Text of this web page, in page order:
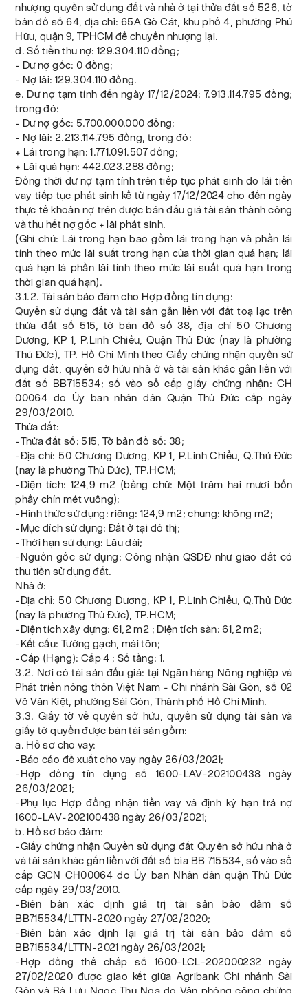
nhượng quyền sử dụng đất và nhà ở tại thửa đất số 526, tờ
bản đồ số 64, địa chỉ: 65A Gò Cát, khu phố 4, phường Phú
Hữu, quận 9, TPHCM để chuyển nhượng lại.
d. Số tiền thu nợ: 129.304.110 đồng;
- Dư nợ gốc: 0 đồng;
- Nợ lãi: 129.304.110 đồng.
e. Dư nợ tạm tính đến ngày 17/12/2024: 7.913.114.795 đồng;
trong đó:
- Dư nợ gốc: 5.700.000.000 đồng;
- Nợ lãi: 2.213.114.795 đồng, trong đó:
+ Lãi trong hạn: 1.771.091.507 đồng;
+ Lãi quá hạn: 442.023.288 đồng;
Đồng thời dư nợ tạm tính trên tiếp tục phát sinh do lãi tiền
vay tiếp tục phát sinh kể từ ngày 17/12/2024 cho đến ngày
thực tế khoản nợ trên được bán đấu giá tài sản thành công
và thu hết nợ gốc + lãi phát sinh.
(Ghi chú: Lãi trong hạn bao gồm lãi trong hạn và phần lãi
tính theo mức lãi suất trong hạn của thời gian quá hạn; lãi
quá hạn là phần lãi tính theo mức lãi suất quá hạn trong
thời gian quá hạn).
3.1.2. Tài sản bảo đảm cho Hợp đồng tín dụng:
Quyền sử dụng đất và tài sản gắn liền với đất toạ lạc trên
thửa đất số 515, tờ bản đồ số 38, địa chỉ 50 Chương
Dương, KP 1, P.Linh Chiểu, Quận Thủ Đức (nay là phường
Thủ Đức), TP. Hồ Chí Minh theo Giấy chứng nhận quyền sử
dụng đất, quyền sở hữu nhà ở và tài sản khác gắn liền với
đất số BB715534; số vào sổ cấp giấy chứng nhận: CH
00064 do Ủy ban nhân dân Quận Thủ Đức cấp ngày
29/03/2010.
Thửa đất:
-Thửa đất số: 515, Tờ bản đồ số: 38;
-Địa chỉ: 50 Chương Dương, KP 1, P.Linh Chiểu, Q.Thủ Đức
(nay là phường Thủ Đức), TP.HCM;
-Diện tích: 124,9 m2 (bằng chữ: Một trăm hai mươi bốn
phẩy chín mét vuông);
-Hình thức sử dụng: riêng: 124,9 m2; chung: không m2;
-Mục đích sử dụng: Đất ở tại đô thị;
-Thời hạn sử dụng: Lâu dài;
-Nguồn gốc sử dụng: Công nhận QSDĐ như giao đất có
thu tiền sử dụng đất.
Nhà ở:
-Địa chỉ: 50 Chương Dương, KP 1, P.Linh Chiểu, Q.Thủ Đức
(nay là phường Thủ Đức), TP.HCM;
-Diện tích xây dựng: 61,2 m2 ; Diện tích sàn: 61,2 m2;
-Kết cấu: Tường gạch, mái tôn;
-Cấp (Hạng): Cấp 4 ; Số tầng: 1.
3.2. Nơi có tài sản đấu giá: tại Ngân hàng Nông nghiệp và
Phát triển nông thôn Việt Nam - Chi nhánh Sài Gòn, số 02
Võ Văn Kiệt, phường Sài Gòn, Thành phố Hồ Chí Minh.
3.3. Giấy tờ về quyền sở hữu, quyền sử dụng tài sản và
giấy tờ quyền được bán tài sản gồm:
a. Hồ sơ cho vay:
-Báo cáo đề xuất cho vay ngày 26/03/2021;
-Hợp đồng tín dụng số 1600-LAV-202100438 ngày
26/03/2021;
-Phụ lục Hợp đồng nhận tiền vay và định kỳ hạn trả nợ
1600-LAV-202100438 ngày 26/03/2021;
b. Hồ sơ bảo đảm:
-Giấy chứng nhận Quyền sử dụng đất Quyền sở hữu nhà ở
và tài sản khác gắn liền với đất số bìa BB 715534, số vào sổ
cấp GCN CH00064 do Ủy ban Nhân dân quận Thủ Đức
cấp ngày 29/03/2010.
-Biên bản xác định giá trị tài sản bảo đảm số
BB715534/LTTN-2020 ngày 27/02/2020;
-Biên bản xác định lại giá trị tài sản bảo đảm số
BB715534/LTTN-2021 ngày 26/03/2021;
-Hợp đồng thế chấp số 1600-LCL-202000232 ngày
27/02/2020 được giao kết giữa Agribank Chi nhánh Sài
Gòn và Bà Lưu Ngọc Thu Nga do Văn phòng công chứng